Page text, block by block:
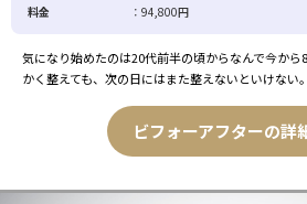
料金
：94,800円
気になり始めたのは20代前半の頃からなんで今か
かく整えても、次の日にはまた整えないといけない
ビフォーアフターの詳